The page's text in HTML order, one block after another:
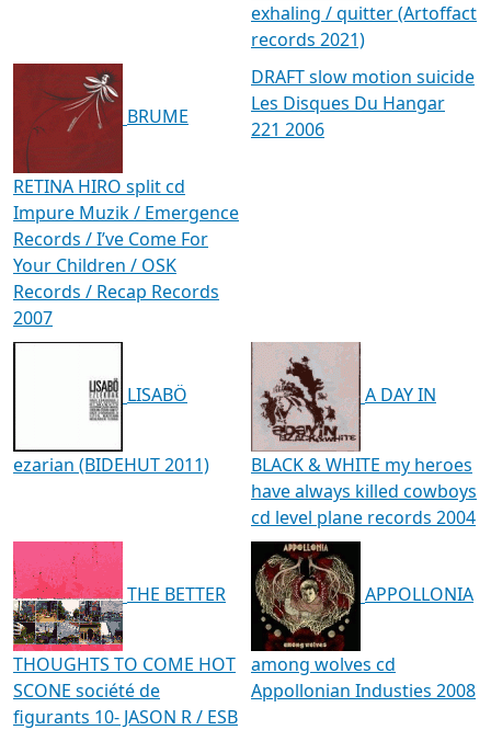
exhaling / quitter (Artoffact
records 2021)
BRUME
RETINA HIRO split cd
Impure Muzik / Emergence
Records / I’ve Come For
Your Children / OSK
Records / Recap Records
2007
DRAFT slow motion suicide
Les Disques Du Hangar
221 2006
LISABÖ
ezarian (BIDEHUT 2011)
A DAY IN
BLACK & WHITE my heroes
have always killed cowboys
cd level plane records 2004
THE BETTER
THOUGHTS TO COME HOT
SCONE société de
figurants 10- JASON R / ESB
APPOLLONIA
among wolves cd
Appollonian Industies 2008